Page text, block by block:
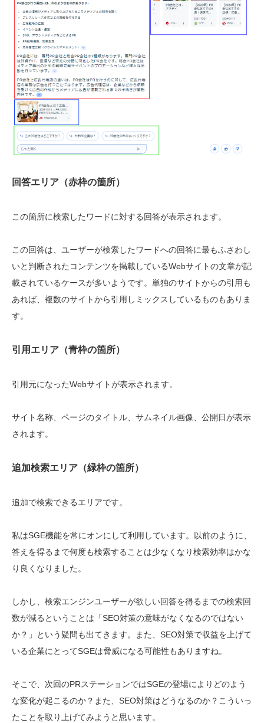
回答エリア（赤枠の箇所）
この箇所に検索したワードに対する回答が表示されます。
この回答は、ユーザーが検索したワードへの回答に最もふさわし
いと判断されたコンテンツを掲載しているWebサイトの文章が記
載されているケースが多いようです。単独のサイトからの引用も
あれば、複数のサイトから引用しミックスしているものもありま
す。
引用エリア（青枠の箇所）
引用元になったWebサイトが表示されます。
サイト名称、ページのタイトル、サムネイル画像、公開日が表示
されます。
追加検索エリア（緑枠の箇所）
追加で検索できるエリアです。
私はSGE機能を常にオンにして利用しています。以前のように、
答えを得るまで何度も検索することは少なくなり検索効率はかな
り良くなりました。
しかし、検索エンジンユーザーが欲しい回答を得るまでの検索回
数が減るということは「SEO対策の意味がなくなるのではない
か？」という疑問も出てきます。また、SEO対策で収益を上げて
いる企業にとってSGEは脅威になる可能性もありますね。
そこで、次回のPRステーションではSGEの登場によりどのよう
な変化が起こるのか？また、SEO対策はどうなるのか？こういっ
たことを取り上げてみようと思います。